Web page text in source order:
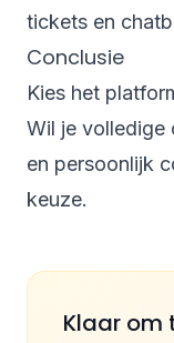
tickets en
Conclusie
Kies het
Wil je volledige
en persoonlijk
keuze.
Klaar om